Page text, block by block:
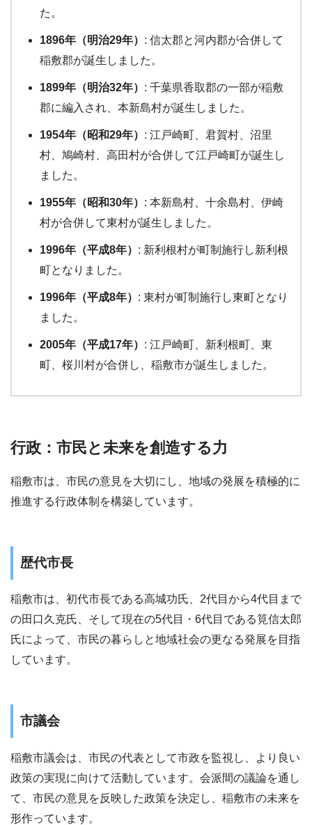
た。
1896年（明治29年） : 信太郡と河内郡が合併して
稲敷郡が誕生しました。
1899年（明治32年） : 千葉県香取郡の一部が稲敷
郡に編入され、本新島村が誕生しました。
1954年（昭和29年） : 江戸崎町、君賀村、沼里
村、鳩崎村、高田村が合併して江戸崎町が誕生し
ました。
1955年（昭和30年） : 本新島村、十余島村、伊崎
村が合併して東村が誕生しました。
1996年（平成8年） : 新利根村が町制施行し新利根
町となりました。
1996年（平成8年） : 東村が町制施行し東町となり
ました。
2005年（平成17年） : 江戸崎町、新利根町、東
町、桜川村が合併し、稲敷市が誕生しました。
行政：市民と未来を創造する力
稲敷市は、市民の意見を大切にし、地域の発展を積極的に
推進する行政体制を構築しています。
歴代市長
稲敷市は、初代市長である高城功氏、2代目から4代目まで
の田口久克氏、そして現在の5代目・6代目である筧信太郎
氏によって、市民の暮らしと地域社会の更なる発展を目指
しています。
市議会
稲敷市議会は、市民の代表として市政を監視し、より良い
政策の実現に向けて活動しています。会派間の議論を通し
て、市民の意見を反映した政策を決定し、稲敷市の未来を
形作っています。